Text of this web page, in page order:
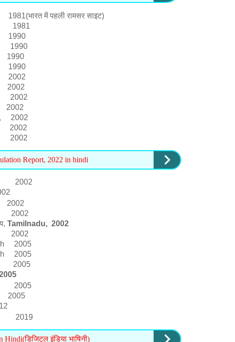
में पहली रामसर साइट)
1981
1990
1990
2002
2002
2002
Report, 2022 in hindi
2002
2002
Tamilnadu, 2002
2002
2005
2005
2005
2005
2019
इंडिया भाषिनी)